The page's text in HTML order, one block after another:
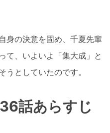
身の決意を固め、千夏先輩
て、いよいよ「集大成」と
うとしていたのです。
話あらすじ